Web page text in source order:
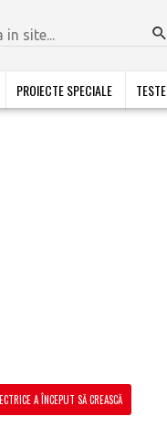
PROIECTE SPECIALE TESTE
A ÎNCEPUT SĂ CREASCĂ